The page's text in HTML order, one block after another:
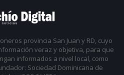
provincia San Juan y RD, cuyo
veraz y objetiva, para que
informados a nivel local, como
Sociedad Dominicana de